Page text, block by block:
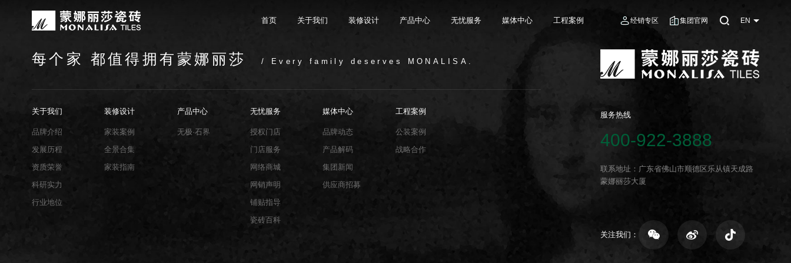
首页 关于我们
品牌介绍
发展历程
资质荣誉
科研实力
行业地位
关于我们
生活空间，产品涵盖陶瓷砖和陶瓷薄板、大板、岩板等品类，秉承“每个家 都值得拥有蒙娜丽
莎”的品牌发展理念，将蒙娜丽莎的微笑作为营销服务的核心精神，使顾客在感受艺术化产品
装修设计
家装案例
全景合集
家装指南
装修设计
套家装案例的应用展示，为大家提供参考和选择。
产品中心
无极·石界 产品中心
计蓝本，融合当代的材料应用美学，以多纹理设计、多质感工艺、多规格的动态组合打破常
规、重构空间法则，实现情绪空间的无限表达，为人们提供源源不断的美学灵感，创造无界
无忧服务
授权门店
门店服务
网络商城
网销声明
铺贴指导
无忧服务
费者带来更多的消费与体验场景。与此同时，蒙娜丽莎对服务体系进行全新升级，推出“微笑
服务”体系以及“密缝铺贴”系统，全面打通陶瓷大板岩板销售的“最后一公里”，解决消费者家装
媒体中心
品牌动态
产品解码
集团新闻
供应商招募
媒体中心
服务所带来的精神回报，满足人们多样的生活方式需求。
工程案例
公装案例
战略合作
工程案例
务，为陶瓷行业和房地产企业的战略合作业务树立典范。
经销专区 集团官网 EN
每个家 都值得拥有蒙娜丽莎 / Every family deserves MONALISA.
关于我们
品牌介绍
发展历程
资质荣誉
科研实力
行业地位
装修设计
家装案例
全景合集
家装指南
产品中心
无极·石界
无忧服务
授权门店
门店服务
网络商城
网销声明
铺贴指导
瓷砖百科
媒体中心
品牌动态
产品解码
集团新闻
供应商招募
工程案例
公装案例
战略合作
服务热线
400-922-3888
联系地址：广东省佛山市顺德区乐从镇天成路
蒙娜丽莎大厦
关注我们：